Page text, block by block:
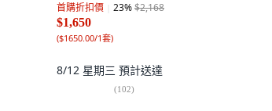
首購折扣價 23%$2,168
$1,650
($1650.00/1套)
8/12 星期三 預計送達
(102)